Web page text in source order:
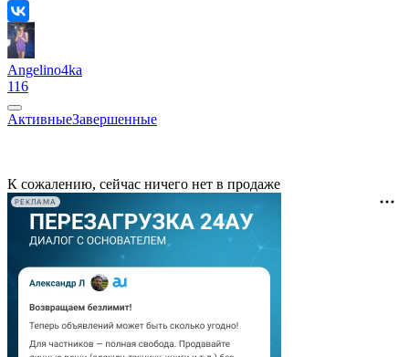
Angelino4ka
116
АктивныеЗавершенные
К сожалению, сейчас ничего нет в продаже
РЕКЛАМА